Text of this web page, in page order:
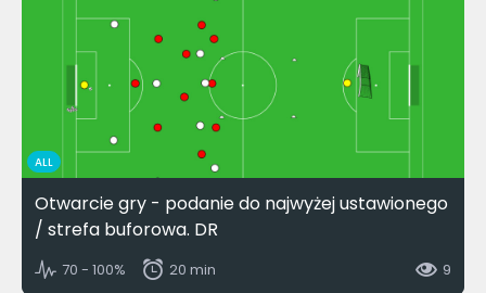
ALL
Otwarcie gry - podanie do najwyżej ustawionego
/ strefa buforowa. DR
70 - 100% 20 min 9